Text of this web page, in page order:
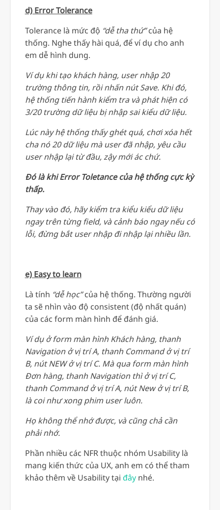
d) Error Tolerance
Tolerance là mức độ “dễ tha thứ”của hệ
thống. Nghe thấy hài quá, để ví dụ cho anh
em dễ hình dung.
Ví dụ khi tạo khách hàng, user nhập 20
trường thông tin, rồi nhấn nút Save. Khi đó,
hệ thống tiến hành kiểm tra và phát hiện có
3/20 trường dữ liệu bị nhập sai kiểu dữ liệu.
Lúc này hệ thống thấy ghét quá, chơi xóa hết
cha nó 20 dữ liệu mà user đã nhập, yêu cầu
user nhập lại từ đầu, zậy mới ác chứ.
Đó là khi Error Toletance của hệ thống cực kỳ
thấp.
Thay vào đó, hãy kiểm tra kiểu kiểu dữ liệu
ngay trên từng field, và cảnh báo ngay nếu có
lỗi, đừng bắt user nhập đi nhập lại nhiều lần.
e) Easy to learn
Là tính “dễ học”của hệ thống. Thường người
ta sẽ nhìn vào độ consistent (độ nhất quán)
của các form màn hình để đánh giá.
Ví dụ ở form màn hình Khách hàng, thanh
Navigation ở vị trí A, thanh Command ở vị trí
B, nút NEW ở vị trí C. Mà qua form màn hình
Đơn hàng, thanh Navigation thì ở vị trí C,
thanh Command ở vị trí A, nút New ở vị trí B,
là coi như xong phim user luôn.
Họ không thể nhớ được, và cũng chả cần
phải nhớ.
Phần nhiều các NFR thuộc nhóm Usability là
mang kiến thức của UX, anh em có thể tham
khảo thêm về Usability tại đâynhé.